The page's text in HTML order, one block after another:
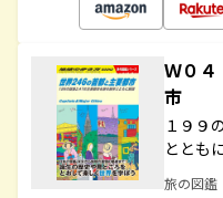
Ｗ０
市
１９９
ととも
旅の図鑑